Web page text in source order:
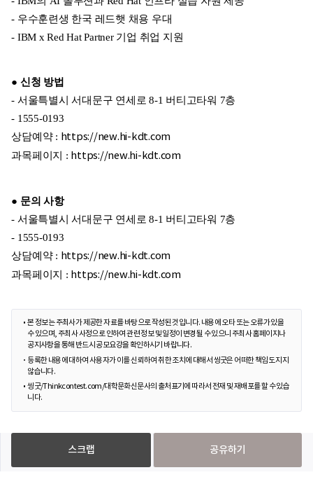
- 우수훈련생 한국 레드햇 채용 우대
- IBM x Red Hat Partner 기업 취업 지원
● 신청 방법
- 서울특별시 서대문구 연세로 8-1 버티고타워 7층
- 1555-0193
상담예약 : https://new.hi-kdt.com
과목페이지 : https://new.hi-kdt.com
● 문의 사항
- 서울특별시 서대문구 연세로 8-1 버티고타워 7층
- 1555-0193
상담예약 : https://new.hi-kdt.com
과목페이지 : https://new.hi-kdt.com
본 정보는 주최사가 제공한 자료를 바탕으로 작성된 것입니다. 내용에 오타 또는 오류가 있을
수 있으며, 주최사 사정으로 인하여 관련 정보 및 일정이 변경될 수 있으니 주최사 홈페이지나
공지사항을 통해 반드시 공모요강을 확인하시기 바랍니다.
등록한 내용에 대하여 사용자가 이를 신뢰하여 취한 조치에 대해서 씽굿은 어떠한 책임도 지지
않습니다.
씽굿/Thinkcontest.com/대학문화신문사의 출처표기에 따라서 전재 및 재배포를 할 수 있습
니다.
스크랩 공유하기